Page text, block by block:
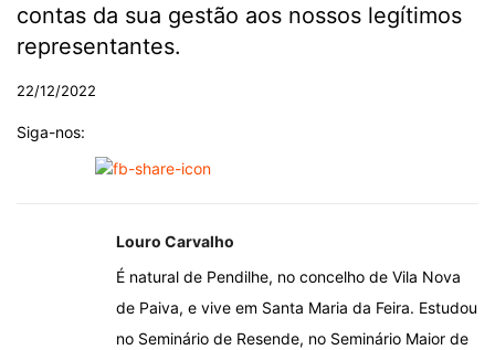
contas da sua gestão aos nossos legítimos
representantes.
22/12/2022
Siga-nos:
Louro Carvalho
É natural de Pendilhe, no concelho de Vila Nova
de Paiva, e vive em Santa Maria da Feira. Estudou
no Seminário de Resende, no Seminário Maior de